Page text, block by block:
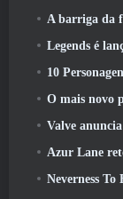
A barriga da
Legends é
10 Personagens que os fãs
O mais novo
Valve anuncia
Azur Lane
Neverness To